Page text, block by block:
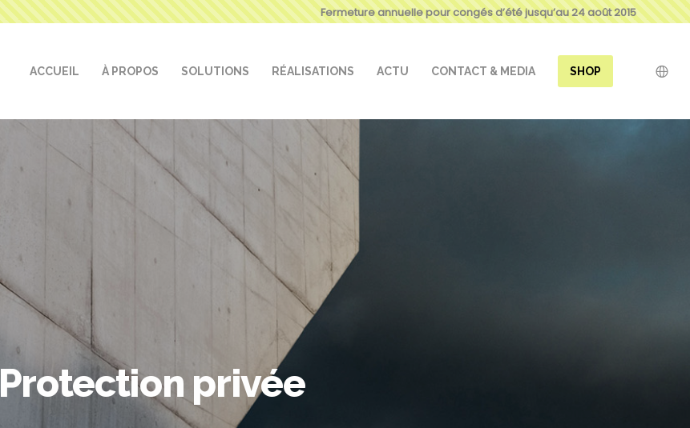
Fermeture annuelle pour congés d’été jusqu’au 24 août 2015
ACCUEIL À PROPOS SOLUTIONS RÉALISATIONS ACTU CONTACT & MEDIA SHOP
Protection privée